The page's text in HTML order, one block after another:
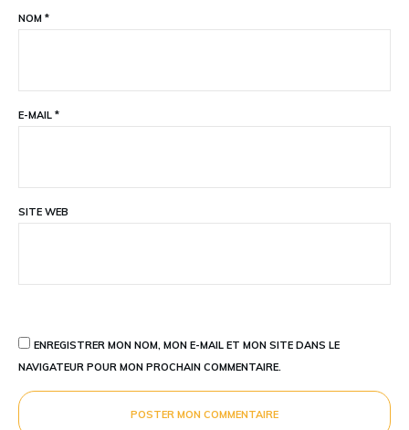
NOM *
E-MAIL *
SITE WEB
ENREGISTRER MON NOM, MON E-MAIL ET MON SITE DANS LE
NAVIGATEUR POUR MON PROCHAIN COMMENTAIRE.
POSTER MON COMMENTAIRE